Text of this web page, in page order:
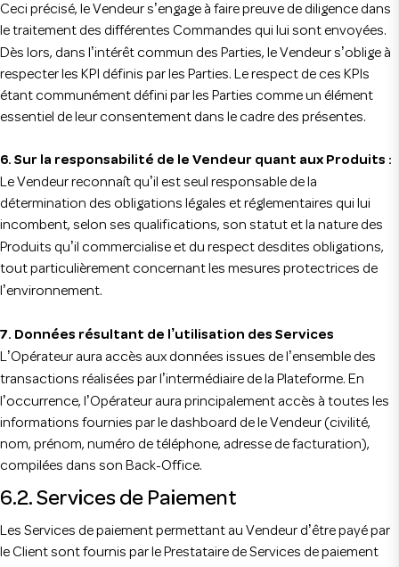
Ceci précisé, le Vendeur s’engage à faire preuve de diligence dans
le traitement des différentes Commandes qui lui sont envoyées.
Dès lors, dans l ’intérêt commun des Parties, le Vendeur s’oblige à
respecter les KPI définis par les Parties. Le respect de ces KPIs
étant communément défini par les Parties comme un élément
essentiel de leur consentement dans le cadre des présentes.
6. Sur la responsabilité de le Vendeur quant aux Produits :
Le Vendeur reconnaît qu’il est seul responsable de la
détermination des obligations légales et réglementaires qui lui
incombent, selon ses qualifications, son statut et la nature des
Produits qu’il commercialise et du respect desdites obligations,
tout particulièrement concernant les mesures protectrices de
’environnement.
7. Données résultant de l’utilisation des Services
L’Opérateur aura accès aux données issues de l ’ensemble des
transactions réalisées par l ’intermédiaire de la Plateforme. En
’occurrence, l ’Opérateur aura principalement accès à toutes les
informations fournies par le dashboard de le Vendeur (civilité,
nom, prénom, numéro de téléphone, adresse de facturation),
compilées dans son Back-Office.
6.2. Services de Paiement
Les Services de paiement permettant au Vendeur d ’être payé par
le Client sont fournis par le Prestataire de Services de paiement